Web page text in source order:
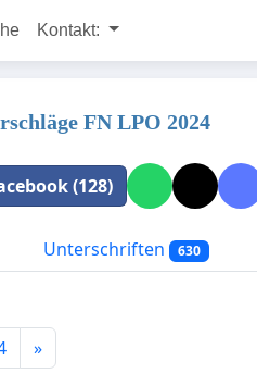
Kontakt:
FN LPO 2024
(128)
Unterschriften 630
»